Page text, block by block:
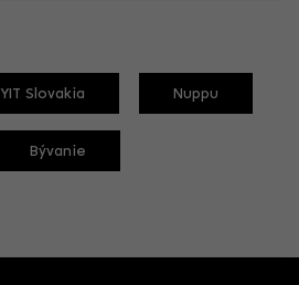
YIT Slovakia Nuppu
Bývanie